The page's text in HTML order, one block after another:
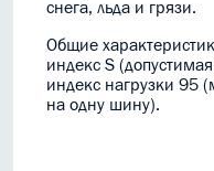
снега, льда и грязи.
Общие
индекс S
индекс нагрузки 95
на одну шину).